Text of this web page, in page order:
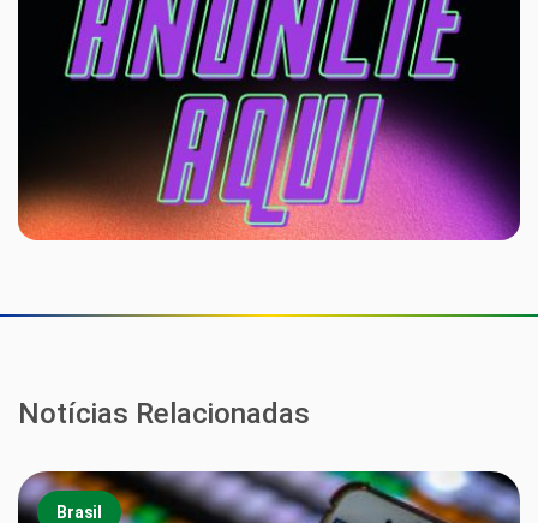
Notícias Relacionadas
Brasil